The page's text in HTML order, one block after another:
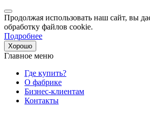
Продолжая использовать наш сайт, вы
обработку файлов cookie.
Подробнее
Хорошо
Главное меню
Где купить?
О фабрике
Бизнес-клиентам
Контакты